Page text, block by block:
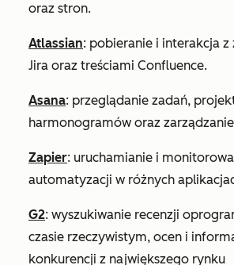
oraz stron.
Atlassian: pobieranie i interakcja z
Jira oraz treściami Confluence.
Asana: przeglądanie zadań,
harmonogramów oraz
Zapier: uruchamianie i
automatyzacji w różnych
G2: wyszukiwanie recenzji
czasie rzeczywistym, ocen i
konkurencji z największego rynku